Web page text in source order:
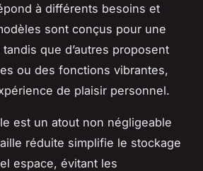
à différents besoins et
sont conçus pour une
que d’autres proposent
ou des fonctions vibrantes,
de plaisir personnel.
est un atout non négligeable
réduite simplifie le stockage
espace, évitant les